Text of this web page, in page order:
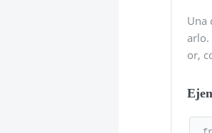
Una
arlo.
or,